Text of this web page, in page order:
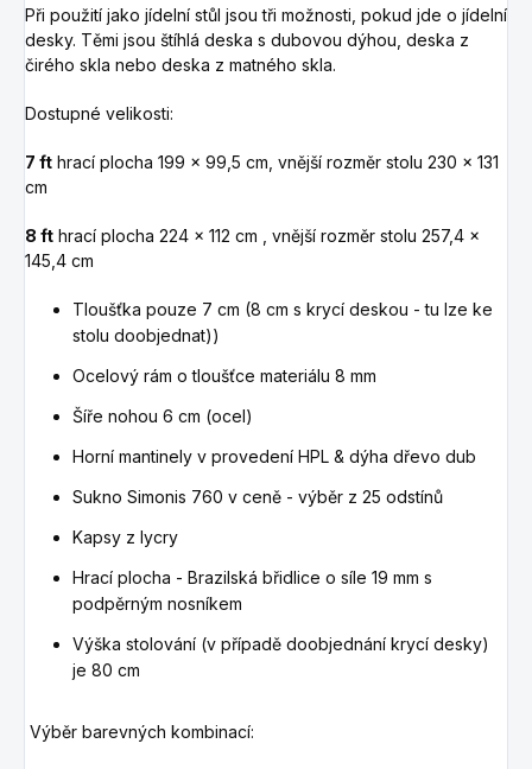
Při použití jako jídelní stůl jsou tři možnosti, pokud jde o jídelní
desky. Těmi jsou štíhlá deska s dubovou dýhou, deska z
čirého skla nebo deska z matného skla.
Dostupné velikosti:
7 ft hrací plocha 199 x 99,5 cm, vnější rozměr stolu 230 x 131
cm
8 ft hrací plocha 224 x 112 cm , vnější rozměr stolu 257,4 x
145,4 cm
Tloušťka pouze 7 cm (8 cm s krycí deskou - tu lze ke
stolu doobjednat))
Ocelový rám o tloušťce materiálu 8 mm
Šíře nohou 6 cm (ocel)
Horní mantinely v provedení HPL & dýha dřevo dub
Sukno Simonis 760 v ceně - výběr z 25 odstínů
Kapsy z lycry
Hrací plocha - Brazilská břidlice o síle 19 mm s
podpěrným nosníkem
Výška stolování (v případě doobjednání krycí desky)
je 80 cm
Výběr barevných kombinací: